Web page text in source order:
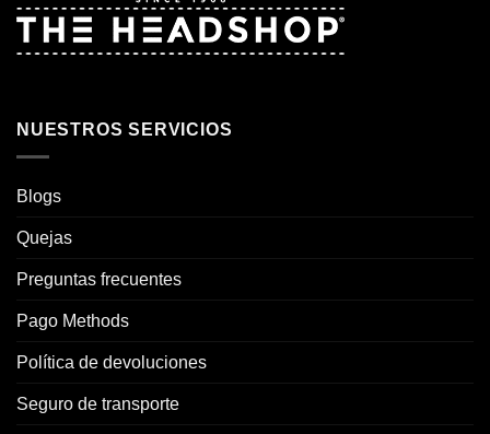
NUESTROS SERVICIOS
Blogs
Quejas
Preguntas frecuentes
Pago Methods
Política de devoluciones
Seguro de transporte